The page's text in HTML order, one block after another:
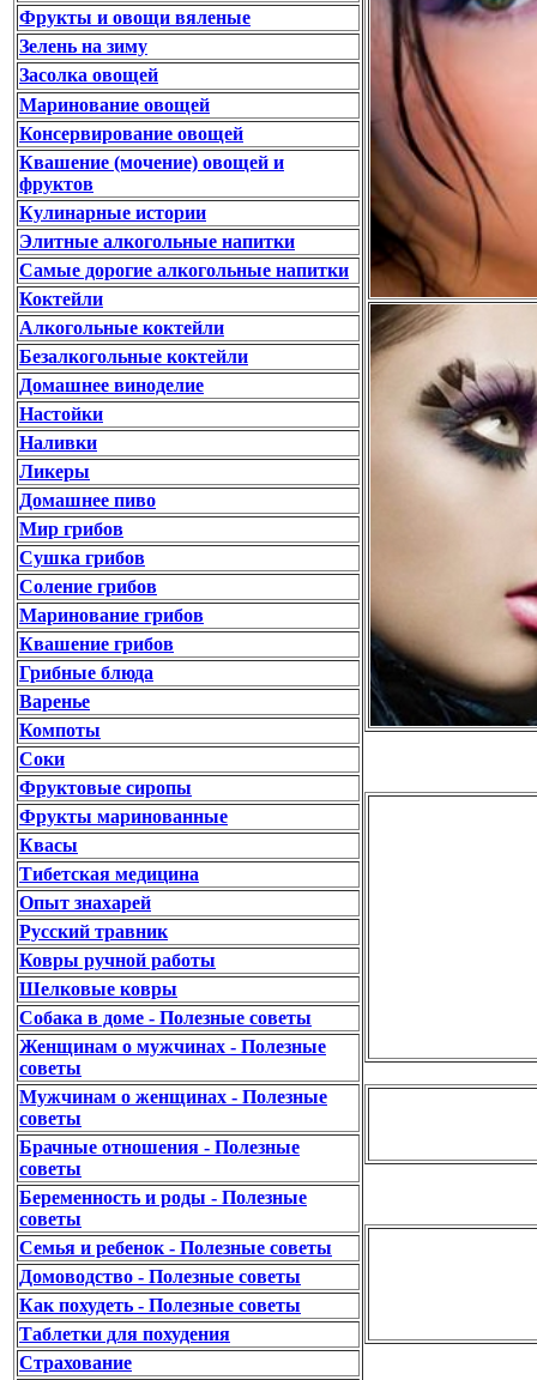
Фрукты и овощи вяленые
Зелень на зиму
Засолка овощей
Маринование овощей
Консервирование овощей
Квашение (мочение) овощей и
фруктов
Кулинарные истории
Элитные алкогольные напитки
Самые дорогие алкогольные напитки
Коктейли
Алкогольные коктейли
Безалкогольные коктейли
Домашнее виноделие
Настойки
Наливки
Ликеры
Домашнее пиво
Мир грибов
Сушка грибов
Соление грибов
Маринование грибов
Квашение грибов
Грибные блюда
Варенье
Компоты
Соки
Фруктовые сиропы
Фрукты маринованные
Квасы
Тибетская медицина
Опыт знахарей
Русский травник
Ковры ручной работы
Шелковые ковры
Собака в доме - Полезные советы
Женщинам о мужчинах - Полезные
советы
Мужчинам о женщинах - Полезные
советы
Брачные отношения - Полезные
советы
Беременность и роды - Полезные
советы
Семья и ребенок - Полезные советы
Домоводство - Полезные советы
Как похудеть - Полезные советы
Таблетки для похудения
Страхование